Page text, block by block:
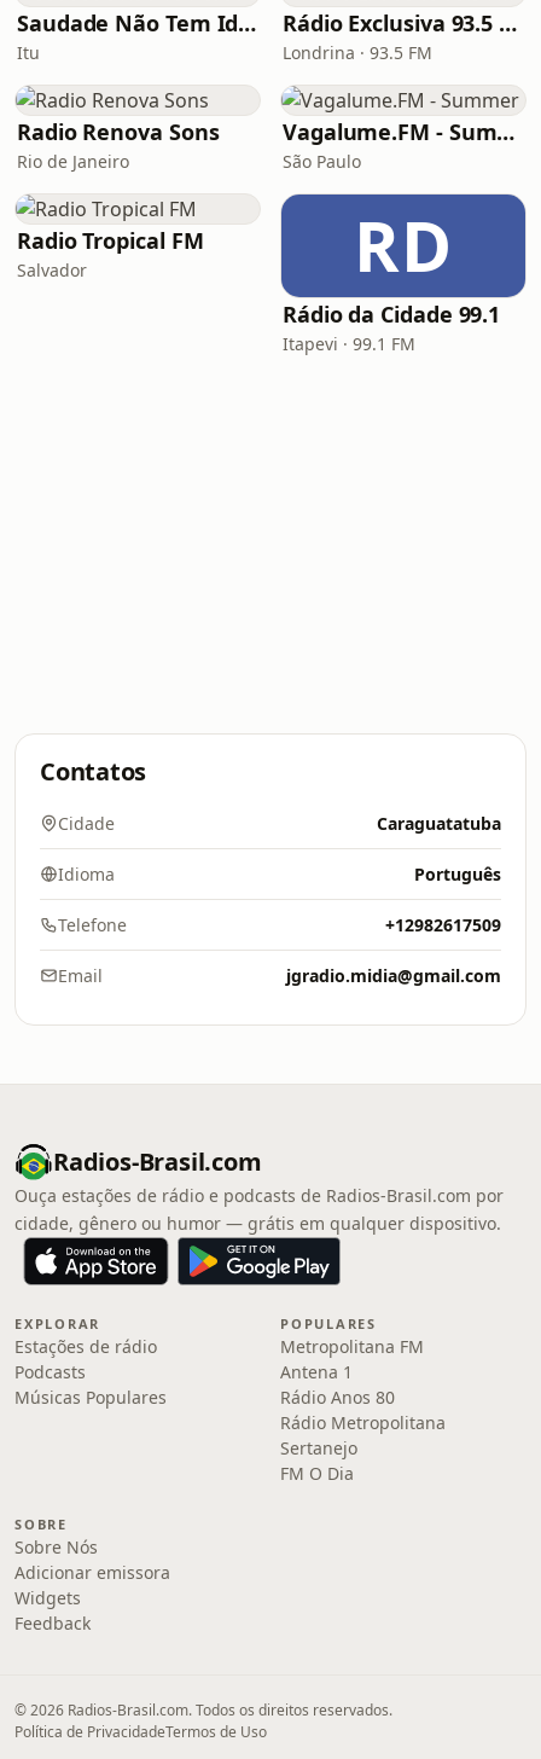
Saudade Não Tem Idade
Itu
Rádio Exclusiva 93.5 FM
Londrina · 93.5 FM
Radio Renova Sons
Rio de Janeiro
Vagalume.FM - Summer
São Paulo
Radio Tropical FM
Salvador RD
Rádio da Cidade 99.1
Itapevi · 99.1 FM
Contatos
Cidade Caraguatatuba
Idioma Português
Telefone +12982617509
Email jgradio.midia@gmail.com
Radios-Brasil.com
Ouça estações de rádio e podcasts de Radios-Brasil.com por
cidade, gênero ou humor — grátis em qualquer dispositivo.
EXPLORAR
Estações de rádio
Podcasts
Músicas Populares
POPULARES
Metropolitana FM
Antena 1
Rádio Anos 80
Rádio Metropolitana
Sertanejo
FM O Dia
SOBRE
Sobre Nós
Adicionar emissora
Widgets
Feedback
© 2026 Radios-Brasil.com. Todos os direitos reservados.
Política de PrivacidadeTermos de Uso